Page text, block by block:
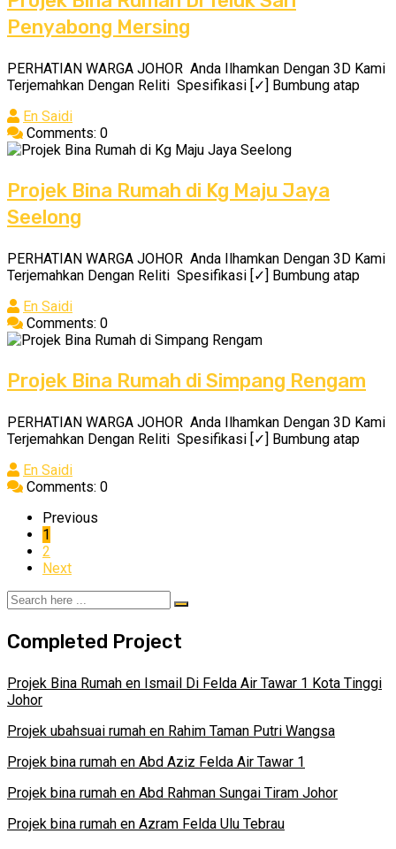
Penyabong Mersing
PERHATIAN WARGA JOHOR Anda Ilhamkan Dengan 3D Kami
Terjemahkan Dengan Reliti Spesifikasi [✓] Bumbung atap
En Saidi
Comments: 0
Projek Bina Rumah di Kg Maju Jaya
Seelong
PERHATIAN WARGA JOHOR Anda Ilhamkan Dengan 3D Kami
Terjemahkan Dengan Reliti Spesifikasi [✓] Bumbung atap
En Saidi
Comments: 0
Projek Bina Rumah di Simpang Rengam
PERHATIAN WARGA JOHOR Anda Ilhamkan Dengan 3D Kami
Terjemahkan Dengan Reliti Spesifikasi [✓] Bumbung atap
En Saidi
Comments: 0
Previous
1
2
Next
Completed Project
Projek Bina Rumah en Ismail Di Felda Air Tawar 1 Kota Tinggi
Johor
Projek ubahsuai rumah en Rahim Taman Putri Wangsa
Projek bina rumah en Abd Aziz Felda Air Tawar 1
Projek bina rumah en Abd Rahman Sungai Tiram Johor
Projek bina rumah en Azram Felda Ulu Tebrau